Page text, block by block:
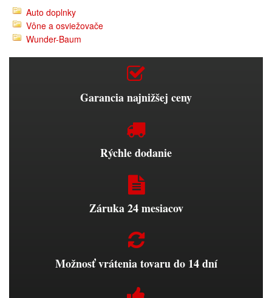
Auto doplnky
Vône a osviežovače
Wunder-Baum
Garancia najnižšej ceny
Rýchle dodanie
Záruka 24 mesiacov
Možnosť vrátenia tovaru do 14 dní